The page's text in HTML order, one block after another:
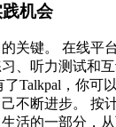
机会
关键。 在线平
、听力测试和
Talkpal，你可
不断进步。 按
活的一部分，从